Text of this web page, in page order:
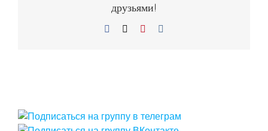
друзьями!
Facebook Pinterest